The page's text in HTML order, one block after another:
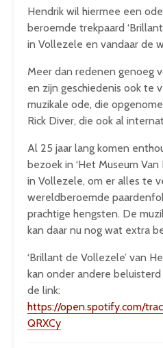
Hendrik wil hiermee een
beroemde trekpaard
in Vollezele en vandaar de
Meer dan redenen genoeg
en zijn geschiedenis ook te
muzikale ode, die
Rick Diver, die ook al
Al 25 jaar lang komen
bezoek in ‘Het Museum Van
in Vollezele, om er alles te
wereldberoemde
prachtige hengsten. De
kan daar nu nog wat extra
‘Brillant de Vollezele’ van
kan onder andere
de link:
https://open.spotify.com/
QRXCy